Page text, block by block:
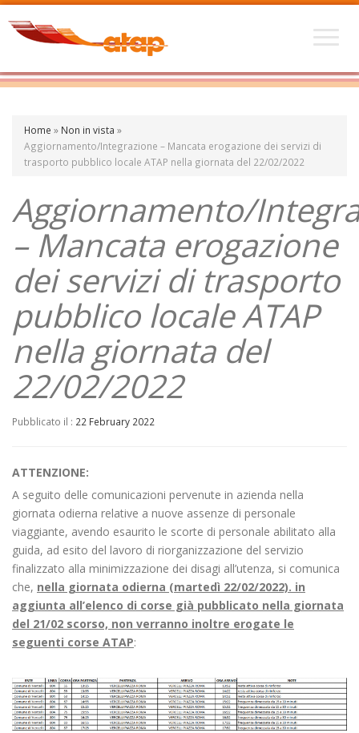
Home » Non in vista »
Aggiornamento/Integrazione – Mancata erogazione dei servizi di
trasporto pubblico locale ATAP nella giornata del 22/02/2022
Aggiornamento/
– Mancata erogazione
dei servizi di trasporto
pubblico locale ATAP
nella giornata del
22/02/2022
Pubblicato il : 22 February 2022
ATTENZIONE:
A seguito delle comunicazioni pervenute in azienda nella
giornata odierna relative a nuove assenze di personale
viaggiante, avendo esaurito le scorte di personale abilitato alla
guida, ad esito del lavoro di riorganizzazione del servizio
finalizzato alla minimizzazione dei disagi all’utenza, si comunica
che, nella giornata odierna (martedì 22/02/2022). in
aggiunta all’elenco di corse già pubblicato nella giornata
del 21/02 scorso, non verranno inoltre erogate le
seguenti corse ATAP: